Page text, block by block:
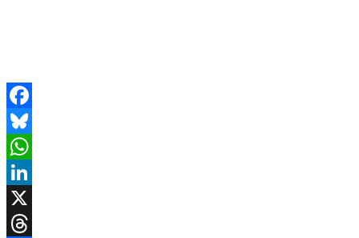
Facebook
Bluesky
WhatsApp
LinkedIn
X